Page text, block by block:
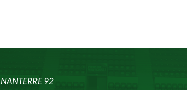
NANTERRE 92